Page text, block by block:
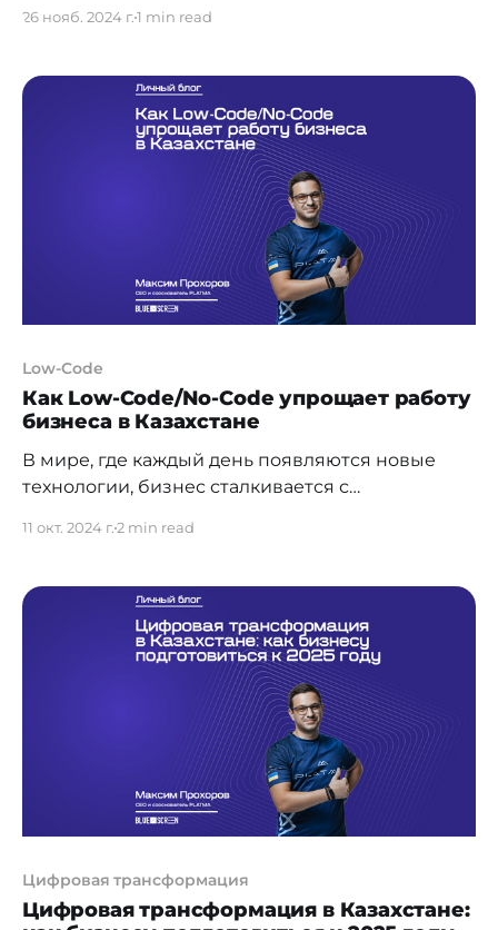
стартапы и команды разработчиков принять
представить IT-решения для дальнейшей
цифровой трансформации ведомства.
Презентация проектов состоится 13 декабря и
станет уникальной площадкой для
демонстрации готовых решений и прототипов,
способных повысить оборонный потенциал
26 нояб. 2024 г.1 min read
Low-Code
Как Low-Code/No-Code упрощает работу
бизнеса в Казахстане
В мире, где каждый день появляются новые
технологии, бизнес сталкивается с
новых цифровых решений, особенно когда не
хватает ресурсов, времени и технических
специалистов. Цифровая трансформация в
бюро статистики Казахстана, цифровизация и
11 окт. 2024 г.2 min read
Цифровая трансформация
Цифровая трансформация в Казахстане: